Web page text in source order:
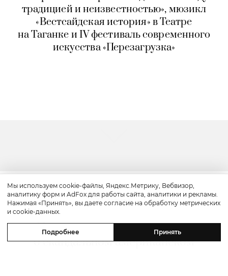
традицией и неизвестностью», мюзикл
«Вестсайдская история» в Театре
на Таганке и IV фестиваль современного
искусства «Перезагрузка»
Культура
«Прайм-тайм»: трейлер драмы
о скандальном американском
Мы используем cookie-файлы, Яндекс.Метрику, Вебвизор,
аналитику форм и AdFox для работы сайта, аналитики и рекламы.
Нажимая «Принять», вы даете согласие на обработку метрических
и cookie-данных.
Подробнее Принять